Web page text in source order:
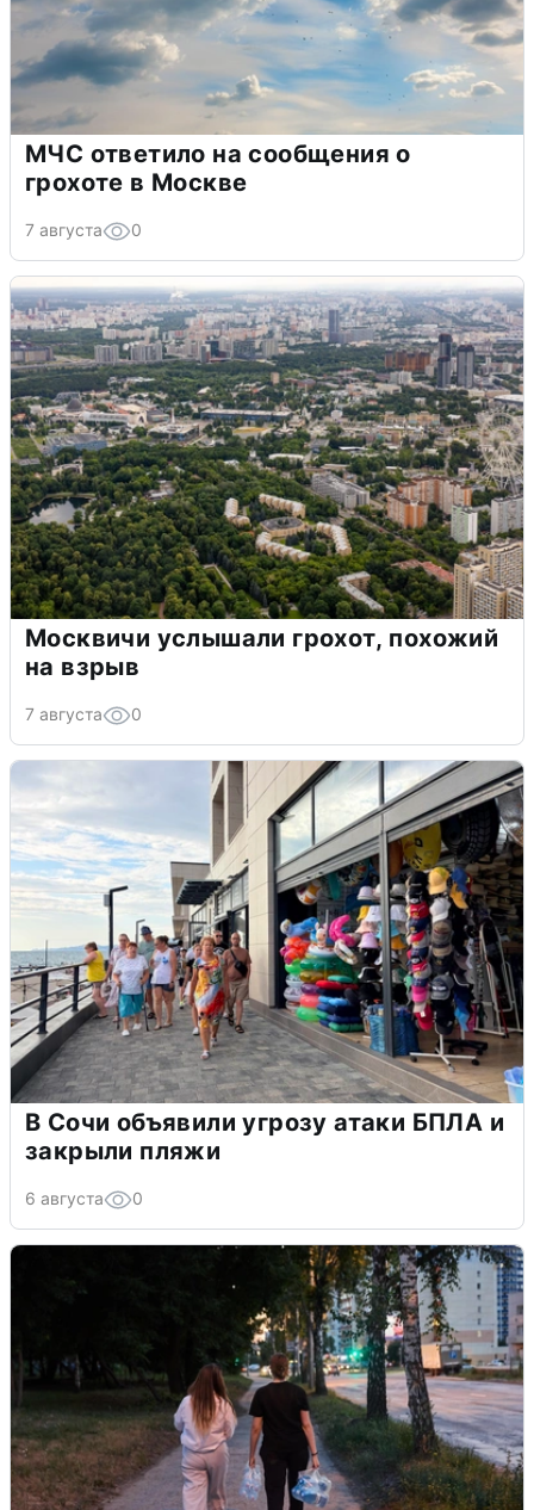
МЧС ответило на сообщения о
грохоте в Москве
7 августа 0
Москвичи услышали грохот, похожий
на взрыв
7 августа 0
В Сочи объявили угрозу атаки БПЛА и
закрыли пляжи
6 августа 0